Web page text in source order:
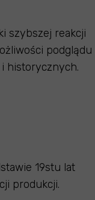
szybszej reakcji
podglądu
historycznych.
19stu lat
produkcji.